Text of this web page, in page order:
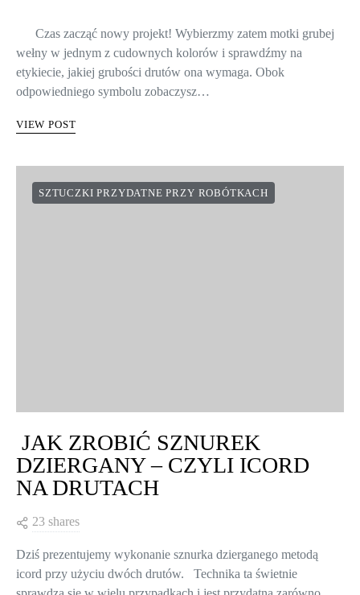
Czas zacząć nowy projekt! Wybierzmy zatem motki grubej
wełny w jednym z cudownych kolorów i sprawdźmy na
etykiecie, jakiej grubości drutów ona wymaga. Obok
odpowiedniego symbolu zobaczysz…
VIEW POST
SZTUCZKI PRZYDATNE PRZY ROBÓTKACH
JAK ZROBIĆ SZNUREK
DZIERGANY – CZYLI ICORD
NA DRUTACH
23 shares
Dziś prezentujemy wykonanie sznurka dzierganego metodą
icord przy użyciu dwóch drutów. Technika ta świetnie